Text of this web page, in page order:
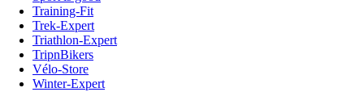
Training-Fit
Trek-Expert
Triathlon-Expert
TripnBikers
Vélo-Store
Winter-Expert